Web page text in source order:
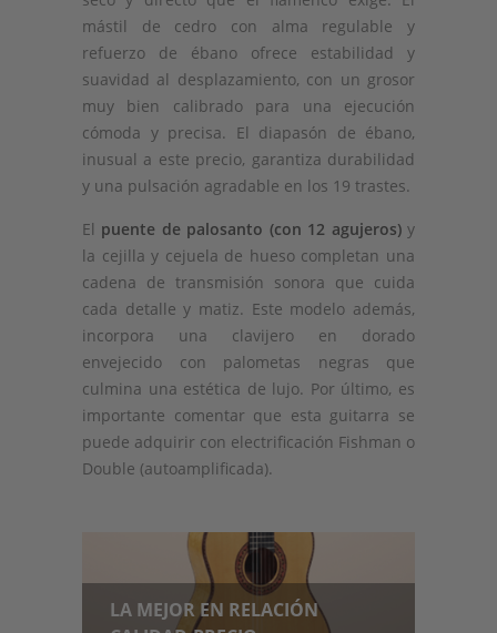
mástil de cedro con alma regulable y
refuerzo de ébano ofrece estabilidad y
suavidad al desplazamiento, con un grosor
muy bien calibrado para una ejecución
cómoda y precisa. El diapasón de ébano,
inusual a este precio, garantiza durabilidad
y una pulsación agradable en los 19 trastes.
El puente de palosanto (con 12 agujeros)y
la cejilla y cejuela de hueso completan una
cadena de transmisión sonora que cuida
cada detalle y matiz. Este modelo además,
incorpora una clavijero en dorado
envejecido con palometas negras que
culmina una estética de lujo. Por último, es
importante comentar que esta guitarra se
puede adquirir con electrificación Fishman o
Double (autoamplificada).
LA MEJOR EN RELACIÓN